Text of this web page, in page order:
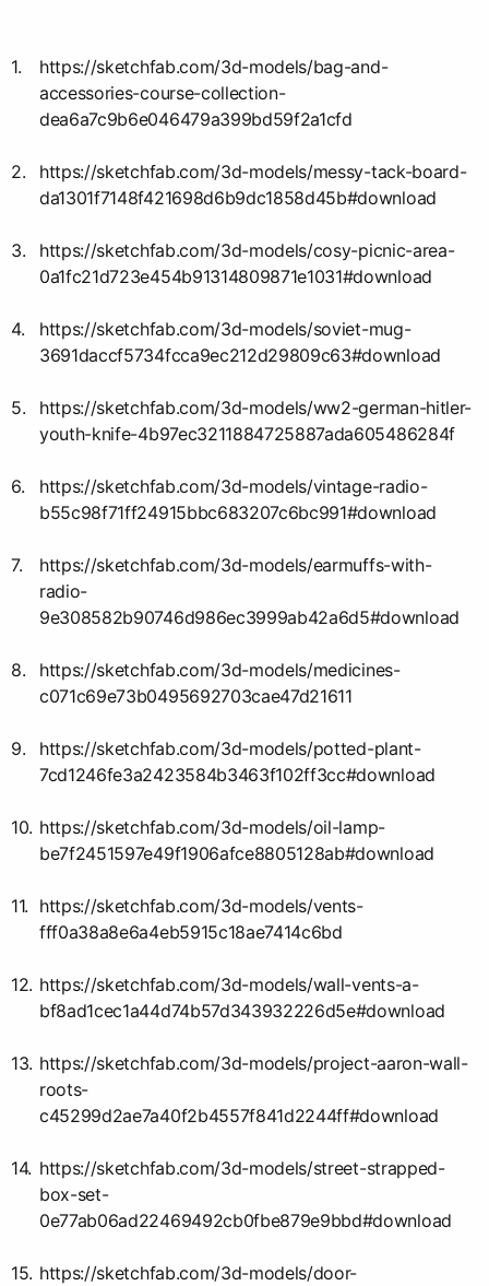
https://sketchfab.com/3d-models/bag-and-
accessories-course-collection-
dea6a7c9b6e046479a399bd59f2a1cfd
https://sketchfab.com/3d-models/messy-tack-board-
da1301f7148f421698d6b9dc1858d45b#download
https://sketchfab.com/3d-models/cosy-picnic-area-
0a1fc21d723e454b91314809871e1031#download
https://sketchfab.com/3d-models/soviet-mug-
3691daccf5734fcca9ec212d29809c63#download
https://sketchfab.com/3d-models/ww2-german-hitler-
youth-knife-4b97ec3211884725887ada605486284f
https://sketchfab.com/3d-models/vintage-radio-
b55c98f71ff24915bbc683207c6bc991#download
https://sketchfab.com/3d-models/earmuffs-with-
radio-
9e308582b90746d986ec3999ab42a6d5#download
https://sketchfab.com/3d-models/medicines-
c071c69e73b0495692703cae47d21611
https://sketchfab.com/3d-models/potted-plant-
7cd1246fe3a2423584b3463f102ff3cc#download
https://sketchfab.com/3d-models/oil-lamp-
be7f2451597e49f1906afce8805128ab#download
https://sketchfab.com/3d-models/vents-
fff0a38a8e6a4eb5915c18ae7414c6bd
https://sketchfab.com/3d-models/wall-vents-a-
bf8ad1cec1a44d74b57d343932226d5e#download
https://sketchfab.com/3d-models/project-aaron-wall-
roots-
c45299d2ae7a40f2b4557f841d2244ff#download
https://sketchfab.com/3d-models/street-strapped-
box-set-
0e77ab06ad22469492cb0fbe879e9bbd#download
https://sketchfab.com/3d-models/door-